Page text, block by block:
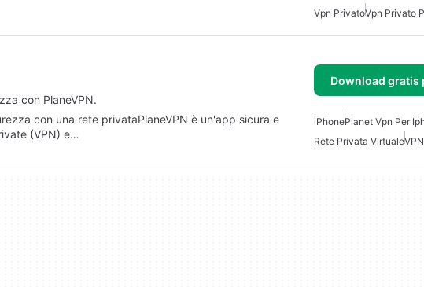
Vpn PrivatoVpn Privato
con PlaneVPN.
Download gratis
con una rete privataPlaneVPN è un'app sicura e
(VPN) e…
iPhonePlanet Vpn Per
Rete Privata Virtuale